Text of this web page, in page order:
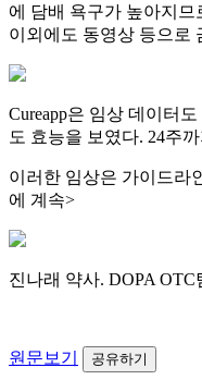
에 담배 욕구가 높아지므
이외에도 동영상 등으로
Cureapp은 임상 데이터
도 효능을 보였다. 24주
이러한 임상은 가이드라
에 계속>
진나래 약사. DOPA OTC
원문보기 공유하기